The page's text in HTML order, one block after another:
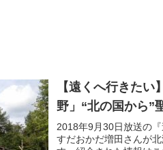
【遠くへ行きた
野」“北の国から”
2018年9月30日放送の
すだおかだ増田さんが